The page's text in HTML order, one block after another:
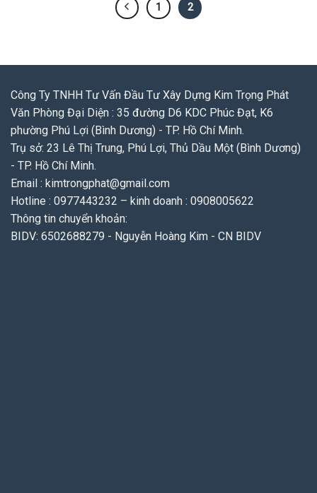
1 2
Công Ty TNHH Tư Vấn Đầu Tư Xây Dựng Kim Trọng Phát
Văn Phòng Đại Diện : 35 đường D6 KDC Phúc Đạt, K6
phường Phú Lợi (Bình Dương) - TP. Hồ Chí Minh.
Trụ sở: 23 Lê Thị Trung, Phú Lợi, Thủ Dầu Một (Bình Dương)
- TP. Hồ Chí Minh.
Email : kimtrongphat@gmail.com
Hotline : 0977443232 – kinh doanh : 0908005622
Thông tin chuyển khoản:
BIDV: 6502688279 - Nguyễn Hoàng Kim - CN BIDV